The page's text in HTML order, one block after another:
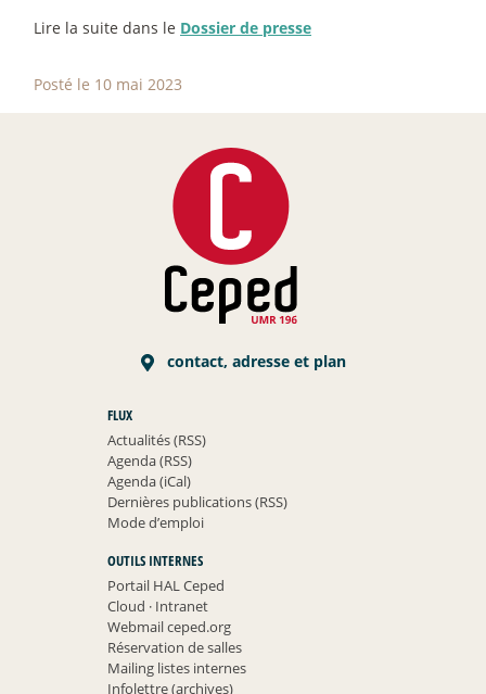
Lire la suite dans le Dossier de presse
Posté le 10 mai 2023
contact, adresse et plan
FLUX
Actualités (RSS)
Agenda (RSS)
Agenda (iCal)
Dernières publications (RSS)
Mode d’emploi
OUTILS INTERNES
Portail HAL Ceped
Cloud ·Intranet
Webmail ceped.org
Réservation de salles
Mailing listes internes
Infolettre (archives)